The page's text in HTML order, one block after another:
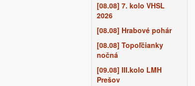
[08.08] 7. kolo VHSL
2026
[08.08] Hrabové pohár
[08.08] Topoľčianky
nočná
[09.08] III.kolo LMH
Prešov